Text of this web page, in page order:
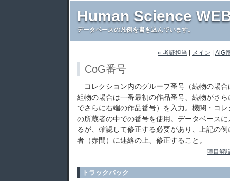
Human Science
データベースの凡例を書き込んでいます。
« 考証担当 メイン AlG
CoG番号
コレクション内のグループ番号（続物の場
組物の場合は一番最初の作品番号、続物がさ
でさらに右端の作品番号）を入力。機関・コ
の所蔵者の中での番号を使用。データベース
るが、確認して修正する必要があり、上記の
者（赤間）に連絡の上、修正すること。
項目解
トラックバック